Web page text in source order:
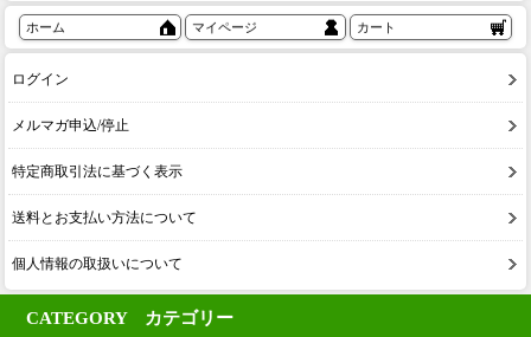
ホーム マイページ カート
ログイン
メルマガ申込/停止
特定商取引法に基づく表示
送料とお支払い方法について
個人情報の取扱いについて
CATEGORY カテゴリー